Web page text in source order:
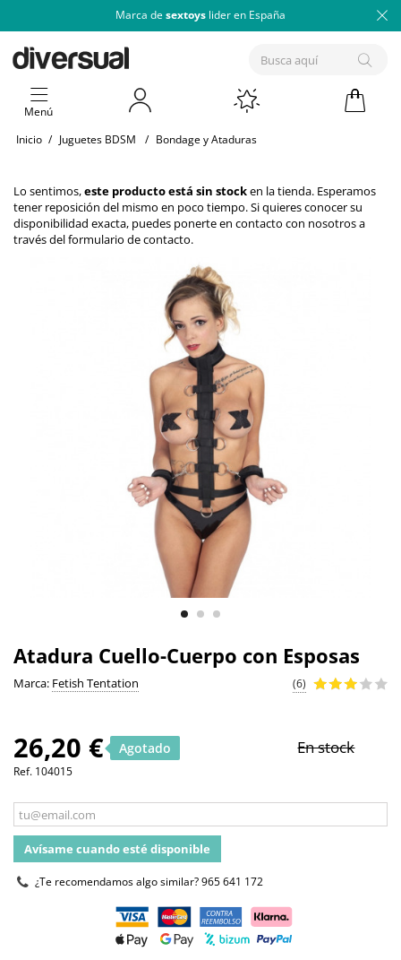
Marca de sextoys lider en España
Menú
Inicio / Juguetes BDSM / Bondage y Ataduras
Lo sentimos,este producto está sin stocken la tienda. Esperamos
tener reposición del mismo en poco tiempo. Si quieres conocer su
disponibilidad exacta, puedes ponerte en contacto con nosotros a
través delformulario de contacto.
Atadura Cuello-Cuerpo con Esposas
Marca: Fetish Tentation (6)
26,20 € Agotado En stock
Ref. 104015
Avísame cuando esté disponible
¿Te recomendamos algo similar?965 641 172